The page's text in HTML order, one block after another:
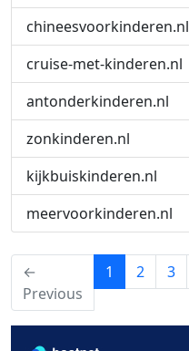
chineesvoorkinderen.nl
cruise-met-kinderen.nl
antonderkinderen.nl
zonkinderen.nl
kijkbuiskinderen.nl
meervoorkinderen.nl
←
Previous
1 (current)
2 3